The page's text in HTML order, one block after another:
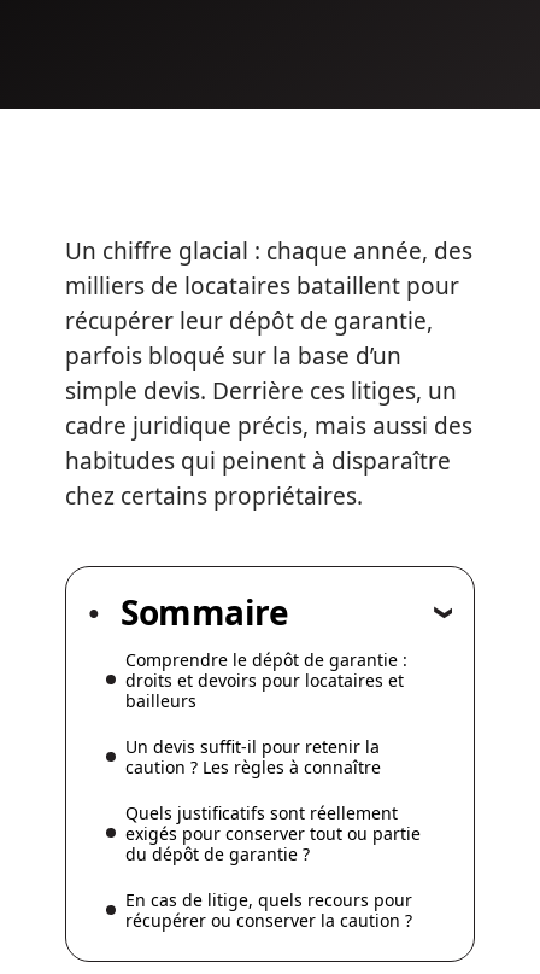
Un chiffre glacial : chaque année, des
milliers de locataires bataillent pour
récupérer leur dépôt de garantie,
parfois bloqué sur la base d’un
simple devis. Derrière ces litiges, un
cadre juridique précis, mais aussi des
habitudes qui peinent à disparaître
chez certains propriétaires.
Sommaire
Comprendre le dépôt de garantie :
droits et devoirs pour locataires et
bailleurs
Un devis suffit-il pour retenir la
caution ? Les règles à connaître
Quels justificatifs sont réellement
exigés pour conserver tout ou partie
du dépôt de garantie ?
En cas de litige, quels recours pour
récupérer ou conserver la caution ?